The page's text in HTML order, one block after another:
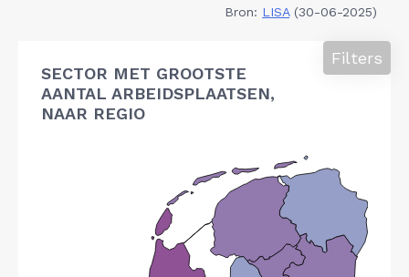
Bron: LISA(30-06-2025)
SECTOR MET GROOTSTE
AANTAL ARBEIDSPLAATSEN,
NAAR REGIO
Filters